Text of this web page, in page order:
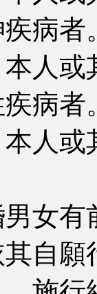
病者
或其
病者
或其
男女有
自願